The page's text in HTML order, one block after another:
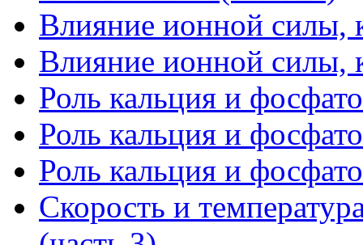
Влияние ионной силы,
Влияние ионной силы,
Роль кальция и
Роль кальция и
Роль кальция и
Скорость и